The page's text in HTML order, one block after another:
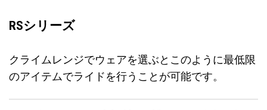
RSシリーズ
クライムレンジでウェアを選ぶとこのように最低限
のアイテムでライドを行うことが可能です。